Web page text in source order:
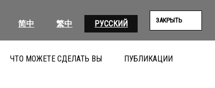
简中 繁中 РУССКИЙ ЗАКРЫТЬ
ЧТО МОЖЕТЕ СДЕЛАТЬ ВЫ ПУБЛИКАЦИИ